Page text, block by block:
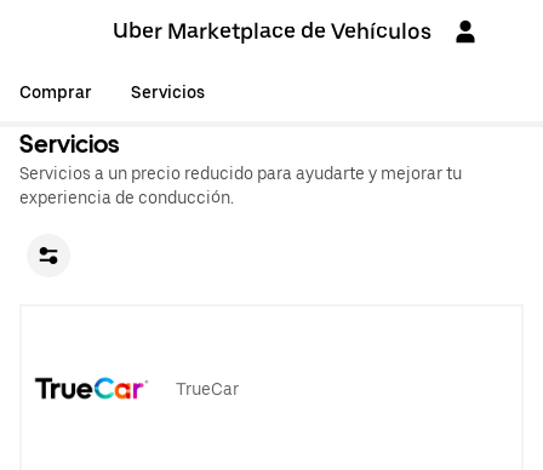
Uber Marketplace de Vehículos
Comprar Servicios
Servicios
Servicios a un precio reducido para ayudarte y mejorar tu
experiencia de conducción.
TrueCar